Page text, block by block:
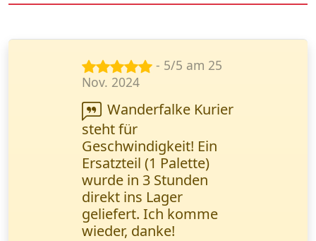
- 5/5 am 23
Sept. 2024
Wanderfalke Kurier
ist super zuverlässig!
Wichtige
Geschäftsunterlagen
wurden in einem
halben Tag direkt
übergeben. Ich
empfehle sie jedem!